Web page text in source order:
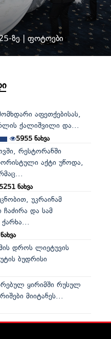
ზე | ფოტოები
აფეთქებისას,
ქალიშვილი და...
5955 ნახვა
რესტორანში
აქტი უწოდა,
ნახვა
უკრაინამ
და სამ
ქარხა...
დროს ლიეტუვის
ბუდრისი
ყირიმში რუსულ
მიიტანეს...